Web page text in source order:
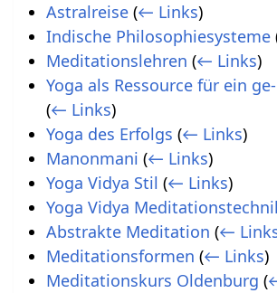
Astralreise (← Links)
Indische Philosophiesysteme
Meditationslehren (← Links)
Yoga als Ressource für ein
(← Links)
Yoga des Erfolgs (← Links)
Manonmani (← Links)
Yoga Vidya Stil (← Links)
Yoga Vidya
Abstrakte Meditation (←
Meditationsformen (← Links)
Meditationskurs Oldenburg (